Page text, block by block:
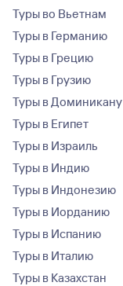
Туры во Вьетнам
Туры в Германию
Туры в Грецию
Туры в Грузию
Туры в Доминикану
Туры в Египет
Туры в Израиль
Туры в Индию
Туры в Индонезию
Туры в Иорданию
Туры в Испанию
Туры в Италию
Туры в Казахстан